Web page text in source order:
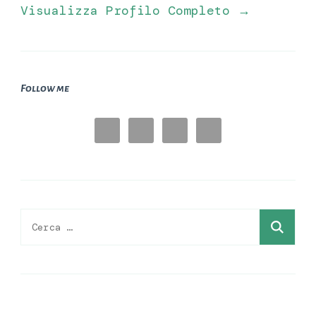
Visualizza Profilo Completo →
Follow me
Ricerca